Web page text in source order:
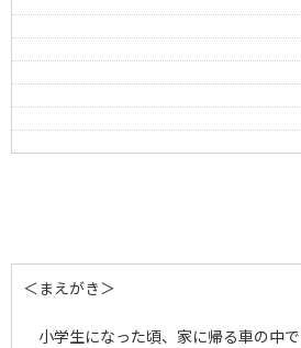
編曲者：深澤 舞
編曲者：深澤 舞
編曲者：深澤 舞
作曲者：ラフマニノフ，セルゲイ
Rachmaninov，Sergei
編曲者：深澤 舞
作曲者：ラフマニノフ，セルゲイ
Rachmaninov，Sergei
編曲者：深澤 舞
前奏曲＜鐘＞ op.3-2
5 Fantasy Pieces 2.Prelude cis-moll
作曲者：ラフマニノフ，セルゲイ
Rachmaninov，Sergei
編曲者：深澤 舞
ピアノ協奏曲第2番 第1楽章より
Second Concerto for Piano and
1.Moderato (Two Pianos)
作曲者：ラフマニノフ，セルゲイ
Rachmaninov，Sergei
編曲者：深澤 舞
ピアノ協奏曲第2番 第2楽章より
Second Concerto for Piano and
2.Adagio Sostenuto (Two Pianos)
作曲者：ラフマニノフ，セルゲイ
Rachmaninov，Sergei
ピアノ協奏曲第3番 第1楽章より
作曲者：ラフマニノフ，セルゲイ
Rachmaninov，Sergei
編曲者：深澤 舞
ピアノ協奏曲第2番 第1楽章より
Second Concerto for Piano and
1.Moderato (Two Pianos)
ピアノ協奏曲第2番 第2楽章より
Second Concerto for Piano and
ピアノ協奏曲第3番 第1楽章より
＜まえがき＞
小学生になった頃、家に帰る車の中